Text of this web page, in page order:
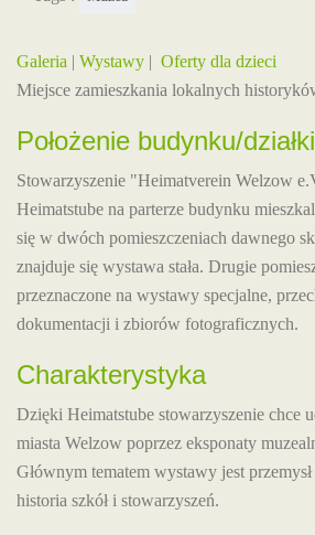
Galeria | Wystawy | Oferty dla dzieci
Miejsce zamieszkania lokalnych
Położenie budynku/działki
Stowarzyszenie "Heimatverein Welzow
Heimatstube na parterze budynku
się w dwóch pomieszczeniach dawnego
znajduje się wystawa stała. Drugie
przeznaczone na wystawy specjalne,
dokumentacji i zbiorów fotograficznych.
Charakterystyka
Dzięki Heimatstube stowarzyszenie chce
miasta Welzow poprzez eksponaty
Głównym tematem wystawy jest
historia szkół i stowarzyszeń.